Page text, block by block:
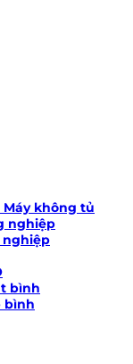
Máy không tủ
nghiệp
nghiệp
bình
bình